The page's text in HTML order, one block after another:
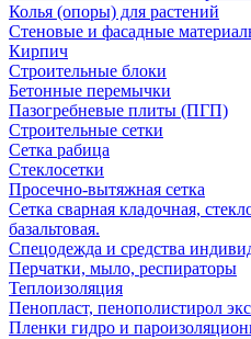
Колья (опоры) для растений
Стеновые и фасадные
Кирпич
Строительные блоки
Бетонные перемычки
Пазогребневые плиты (ПГП)
Строительные сетки
Сетка рабица
Стеклосетки
Просечно-вытяжная сетка
Сетка сварная кладочная,
базальтовая.
Спецодежда и средства
Перчатки, мыло, респираторы
Теплоизоляция
Пенопласт, пенополистирол
Пленки гидро и